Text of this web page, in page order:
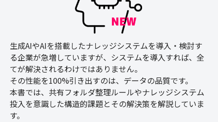
生成AIやAIを搭載したナレッジシステムを導入・検討す
る企業が急増していますが、システムを導入すれば、全
てが解決されるわけではありません。
その性能を100%引き出すのは、データの品質です。
本書では、共有フォルダ整理ルールやナレッジシステム
投入を意識した構造的課題とその解決策を解説していま
す。